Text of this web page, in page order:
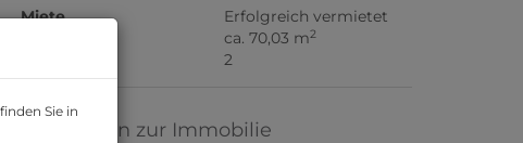
Miete
Erfolgreich vermietet
ca. 70,03 m2
2
Basisdaten zur Immobilie
Sie in